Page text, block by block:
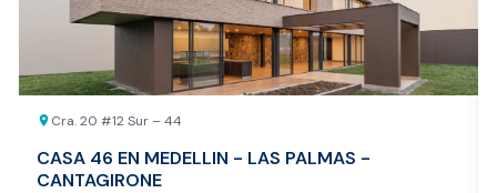
location_on Cra. 20 #12 Sur – 44
CASA 46 EN MEDELLIN - LAS PALMAS -
CANTAGIRONE